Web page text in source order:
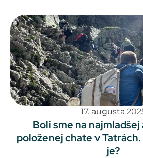
17. augusta
Boli sme na najmladšej
položenej chate v
je?